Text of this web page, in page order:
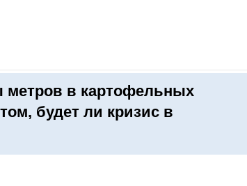
метров в картофельных
будет ли кризис в